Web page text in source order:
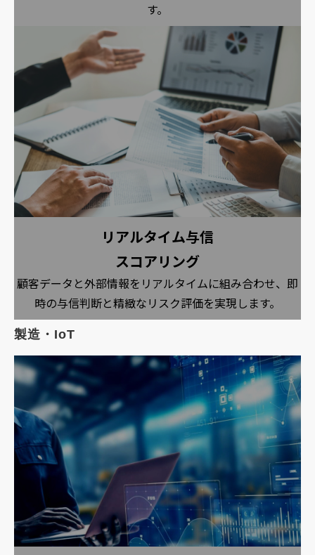
す。
リアルタイム与信
スコアリング
顧客データと外部情報をリアルタイムに組み合わせ、即
時の与信判断と精緻なリスク評価を実現します。
製造・IoT